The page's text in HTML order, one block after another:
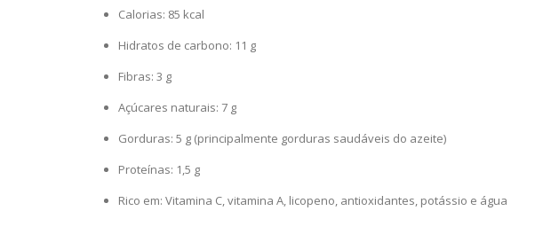
Calorias: 85 kcal
Hidratos de carbono: 11 g
Fibras: 3 g
Açúcares naturais: 7 g
Gorduras: 5 g (principalmente gorduras saudáveis do azeite)
Proteínas: 1,5 g
Rico em: Vitamina C, vitamina A, licopeno, antioxidantes, potássio e água